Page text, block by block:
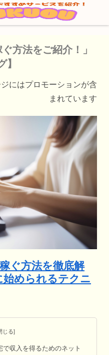
方法をご紹介！」
】
にはプロモーションが含
まれています
ぐ方法を徹底解
始められるテクニ
で収入を得るためのネット